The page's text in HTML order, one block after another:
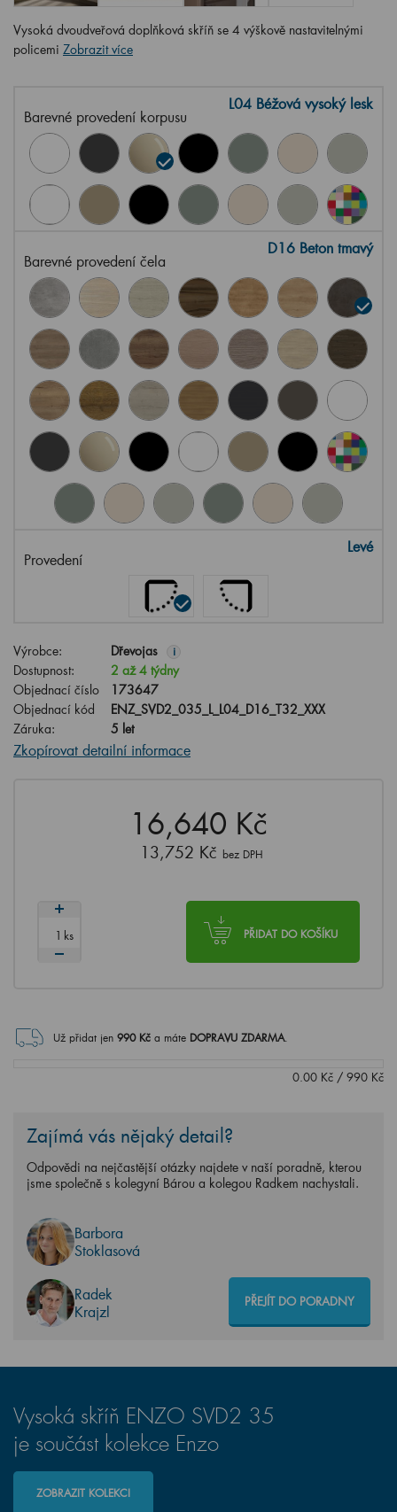
Vysoká dvoudveřová doplňková skříň se 4 výškově nastavitelnými
policemi Zobrazit více
Barevné provedení korpusu
L04 Béžová vysoký lesk
Barevné provedení čela
D16 Beton tmavý
Provedení
Levé
Výrobce: Dřevojas i
Dostupnost:
2 až 4 týdny
Objednací číslo
173647
Objednací kód
ENZ_SVD2_035_L_L04_D16_T32_XXX
Záruka:
5 let
Zkopírovat detailní informace
16,640 Kč
13,752 Kč bez DPH
PŘIDAT DO KOŠÍKU
ks
Už přidat jen 990Kč a máte DOPRAVU ZDARMA.
0.00 Kč / 990 Kč
Zajímá vás nějaký detail?
Odpovědi na nejčastější otázky najdete v naší poradně, kterou
jsme společně s kolegyní Bárou a kolegou Radkem nachystali.
Barbora
Stoklasová
Radek
Krajzl
PŘEJÍT DO PORADNY
Vysoká skříň ENZO SVD2 35
je součást kolekce Enzo
ZOBRAZIT KOLEKCI